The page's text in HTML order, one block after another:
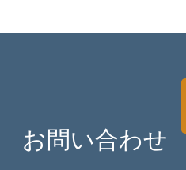
お問い合わせ